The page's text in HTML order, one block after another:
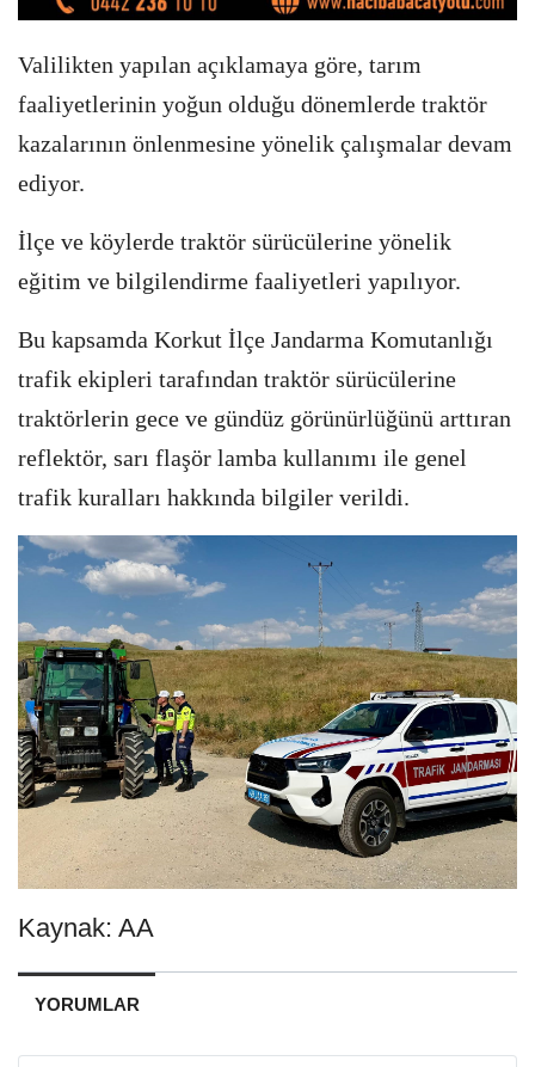
Valilikten yapılan açıklamaya göre, tarım
faaliyetlerinin yoğun olduğu dönemlerde traktör
kazalarının önlenmesine yönelik çalışmalar devam
ediyor.
İlçe ve köylerde traktör sürücülerine yönelik
eğitim ve bilgilendirme faaliyetleri yapılıyor.
Bu kapsamda Korkut İlçe Jandarma Komutanlığı
trafik ekipleri tarafından traktör sürücülerine
traktörlerin gece ve gündüz görünürlüğünü arttıran
reflektör, sarı flaşör lamba kullanımı ile genel
trafik kuralları hakkında bilgiler verildi.
Kaynak: AA
YORUMLAR